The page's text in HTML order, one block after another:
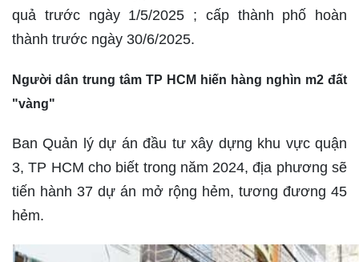
quả trước ngày 1/5/2025 ; cấp thành phố hoàn
thành trước ngày 30/6/2025.
Người dân trung tâm TP HCM hiến hàng nghìn m2 đất
"vàng"
Ban Quản lý dự án đầu tư xây dựng khu vực quận
3, TP HCM cho biết trong năm 2024, địa phương sẽ
tiến hành 37 dự án mở rộng hẻm, tương đương 45
hẻm.